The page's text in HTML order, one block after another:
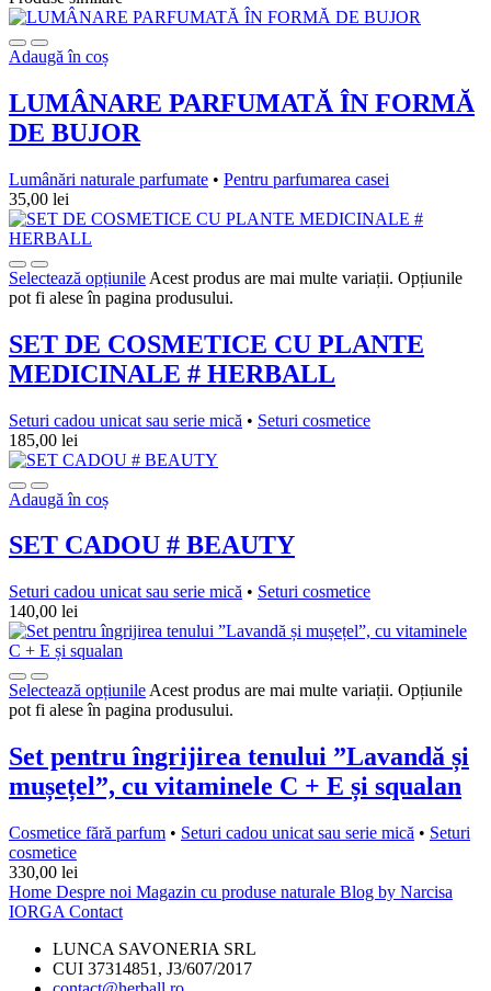
Adaugă în coș
LUMÂNARE PARFUMATĂ ÎN FORMĂ
DE BUJOR
Lumânări naturale parfumate • Pentru parfumarea casei
35,00 lei
Selectează opțiunile Acest produs are mai multe variații. Opțiunile
pot fi alese în pagina produsului.
SET DE COSMETICE CU PLANTE
MEDICINALE # HERBALL
Seturi cadou unicat sau serie mică • Seturi cosmetice
185,00 lei
Adaugă în coș
SET CADOU # BEAUTY
Seturi cadou unicat sau serie mică • Seturi cosmetice
140,00 lei
Selectează opțiunile Acest produs are mai multe variații. Opțiunile
pot fi alese în pagina produsului.
Set pentru îngrijirea tenului ”Lavandă și
mușețel”, cu vitaminele C + E și squalan
Cosmetice fără parfum • Seturi cadou unicat sau serie mică • Seturi
cosmetice
330,00 lei
Home Despre noi Magazin cu produse naturale Blog by Narcisa
IORGA Contact
LUNCA SAVONERIA SRL
CUI 37314851, J3/607/2017